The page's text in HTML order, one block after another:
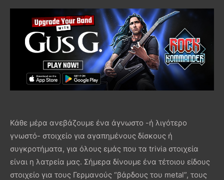
Κάθε μέρα ανεβάζουμε ένα άγνωστο -ή λιγότερο
γνωστό- στοιχείο για αγαπημένους δίσκους ή
συγκροτήματα, για όλους εμάς που τα trivia στοιχεία
είναι η λατρεία μας. Σήμερα δίνουμε ένα τέτοιου είδους
στοιχείο για τους Γερμανούς “βάρδους του metal”, τους